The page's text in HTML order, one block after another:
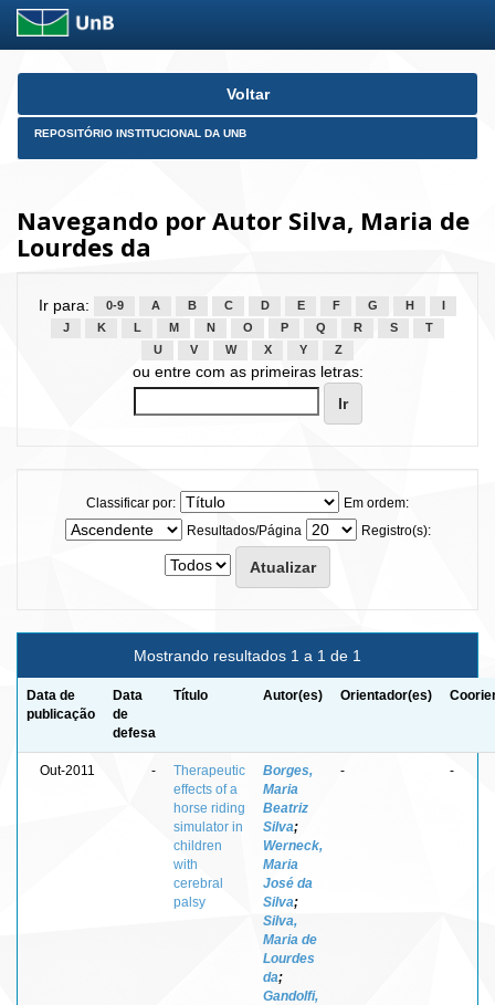
Skip
Voltar
REPOSITÓRIO INSTITUCIONAL DA UNB
Navegando por Autor Silva, Maria de
Lourdes da
Ir para: 0-9 A B C D E F G H
J
K L M N O P Q R S
T
U
V W X Y Z
ou entre com as primeiras letras:
Classificar por:
Em ordem:
Resultados/Página
Registro(s):
Mostrando resultados 1 a 1 de 1
Data de
publicação
Data
de
defesa
Título Autor(es) Orientador(es)
Out-2011 -
Therapeutic
effects of a
horse riding
simulator in
children
with
cerebral
palsy
Borges,
Maria
Beatriz
Silva;
Werneck,
Maria
José da
Silva;
Silva,
Maria de
Lourdes
da;
Gandolfi,
- -